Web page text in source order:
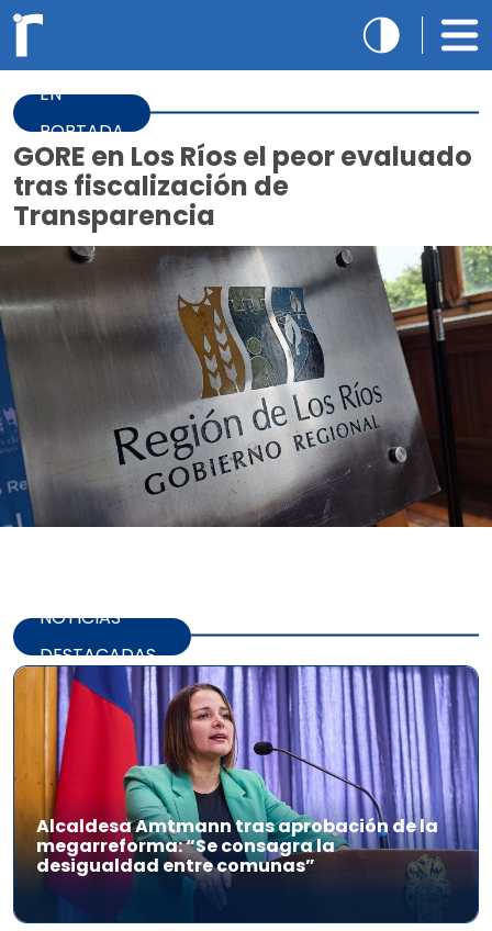
EN
PORTADA
GORE en Los Ríos el peor evaluado
tras fiscalización de
Transparencia
NOTICIAS
DESTACADAS
Alcaldesa Amtmann tras aprobación de la
megarreforma: “Se consagra la
desigualdad entre comunas”